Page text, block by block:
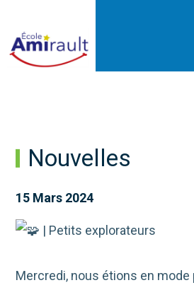
Nouvelles
15 Mars 2024
| Petits explorateurs
Mercredi, nous étions en